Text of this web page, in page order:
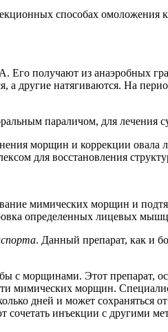
способах омоложения
Его получают из анаэробных
натягиваются. На
параличом, для лечения
морщин и коррекции
для восстановления
мимических морщин и
определенных лицевых
. Данный препарат, как и
с морщинами. Этот препарат,
морщин.
дней и может сохраняться
инъекции с другими